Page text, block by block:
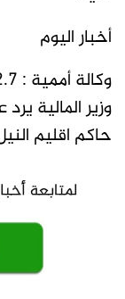
أخبار اليوم
وكالة أممية : 2.7 مليون امرأة بحاجة لحماية من العنف
وزير المالية
حاكم اقليم